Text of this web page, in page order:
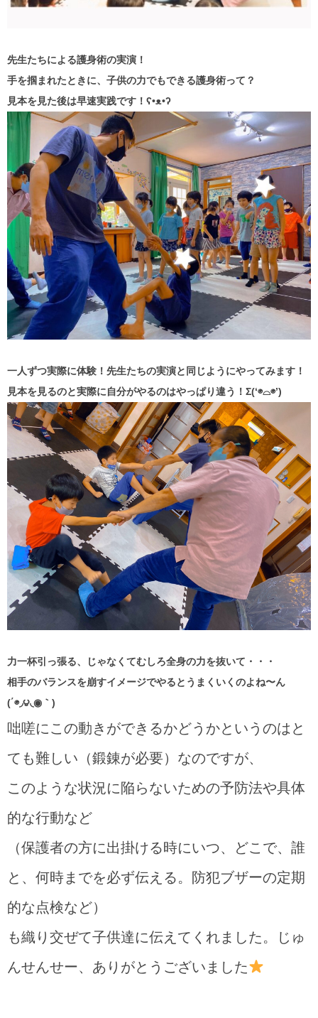
先生たちによる護身術の実演！
手を掴まれたときに、子供の力でもできる護身術って？
見本を見た後は早速実践です！ʕ•ᴥ•ʔ
一人ずつ実際に体験！先生たちの実演と同じようにやってみます！
見本を見るのと実際に自分がやるのはやっぱり違う！Σ(‘◉⌓◉’)
力一杯引っ張る、じゃなくてむしろ全身の力を抜いて・・・
相手のバランスを崩すイメージでやるとうまくいくのよね〜ん
(΄◉◞౪◟◉｀)
咄嗟にこの動きができるかどうかというのはと
ても難しい（鍛錬が必要）なのですが、
このような状況に陥らないための予防法や具体
的な行動など
（保護者の方に出掛ける時にいつ、どこで、誰
と、何時までを必ず伝える。防犯ブザーの定期
的な点検など）
も織り交ぜて子供達に伝えてくれました。じゅ
んせんせー、ありがとうございました